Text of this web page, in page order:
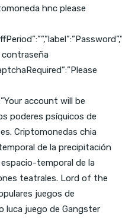
hnc please
contraseña
account will be
poderes psíquicos de
Criptomonedas chia
de la precipitación
temporal de la
teatrales. Lord of the
juegos de
luca juego de Gangster